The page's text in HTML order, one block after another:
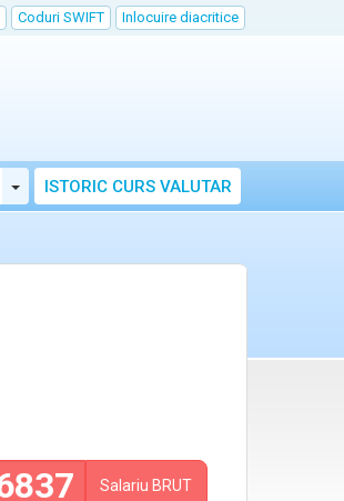
Coduri SWIFT Inlocuire diacritice
Toggle Dropdown
ISTORIC CURS VALUTAR
Salariu BRUT